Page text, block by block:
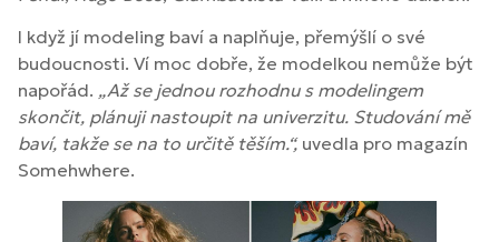
I když jí modeling baví a naplňuje, přemýšlí o své
budoucnosti. Ví moc dobře, že modelkou nemůže být
napořád. „Až se jednou rozhodnu s modelingem
skončit, plánuji nastoupit na univerzitu. Studování mě
baví, takže se na to určitě těším.“, uvedla pro magazín
Somehwhere.